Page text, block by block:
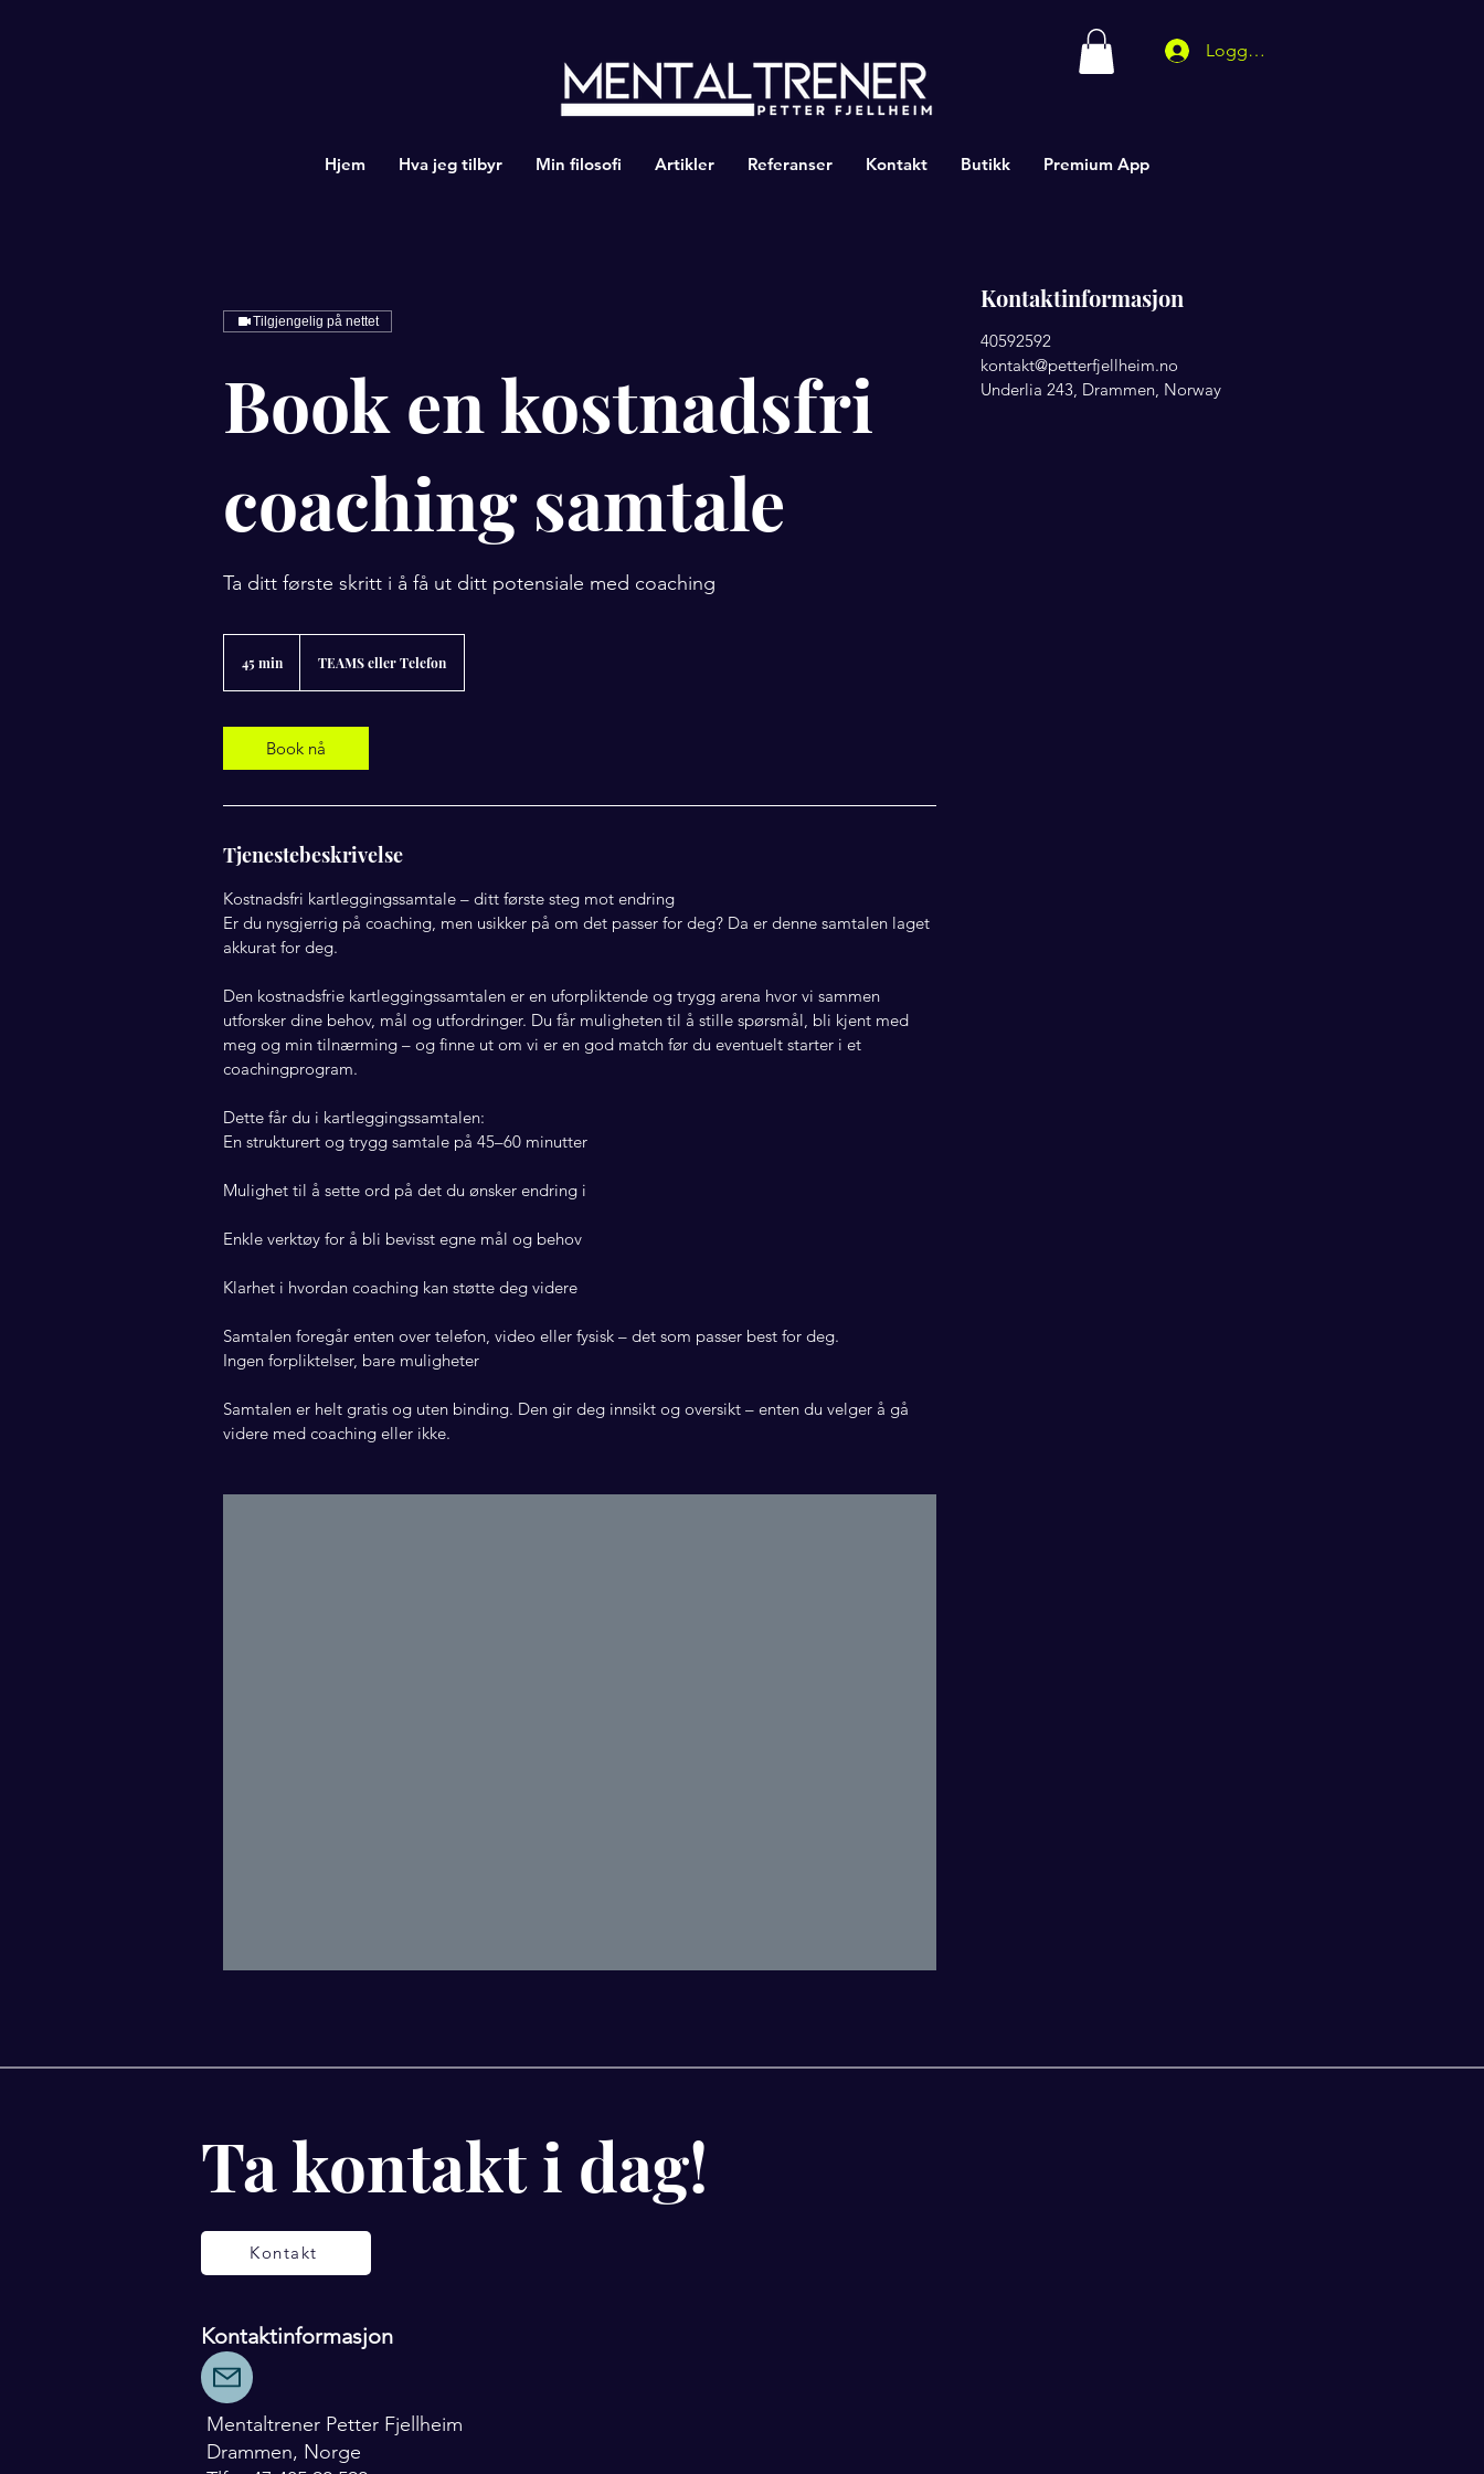
Logg inn
Hjem Hva jeg tilbyr Min filosofi Artikler Referanser Kontakt Butikk Premium App
Tilgjengelig på nettet
Book en kostnadsfri
coaching samtale
Ta ditt første skritt i å få ut ditt potensiale med coaching
45 min TEAMS eller Telefon
Book nå
Tjenestebeskrivelse
Kostnadsfri kartleggingssamtale – ditt første steg mot endring
Er du nysgjerrig på coaching, men usikker på om det passer for deg? Da er denne samtalen laget
akkurat for deg.
Den kostnadsfrie kartleggingssamtalen er en uforpliktende og trygg arena hvor vi sammen
utforsker dine behov, mål og utfordringer. Du får muligheten til å stille spørsmål, bli kjent med
meg og min tilnærming – og finne ut om vi er en god match før du eventuelt starter i et
coachingprogram.
Dette får du i kartleggingssamtalen:
En strukturert og trygg samtale på 45–60 minutter
Mulighet til å sette ord på det du ønsker endring i
Enkle verktøy for å bli bevisst egne mål og behov
Klarhet i hvordan coaching kan støtte deg videre
Samtalen foregår enten over telefon, video eller fysisk – det som passer best for deg.
Ingen forpliktelser, bare muligheter
Samtalen er helt gratis og uten binding. Den gir deg innsikt og oversikt – enten du velger å gå
videre med coaching eller ikke.
Kontaktinformasjon
40592592
kontakt@petterfjellheim.no
Underlia 243, Drammen, Norway
Ta kontakt i dag!
Kontakt
Kontaktinformasjon
Mentaltrener Petter Fjellheim
Drammen, Norge